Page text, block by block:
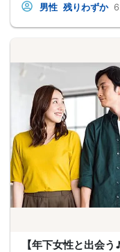
男性 残りわずか
【年下女性と出会